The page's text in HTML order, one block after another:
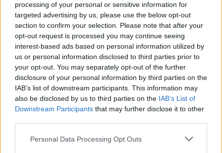
processing of your personal or sensitive information for
targeted advertising by us, please use the below opt-out
section to confirm your selection. Please note that after your
opt-out request is processed you may continue seeing
interest-based ads based on personal information utilized by
us or personal information disclosed to third parties prior to
your opt-out. You may separately opt-out of the further
disclosure of your personal information by third parties on the
IAB’s list of downstream participants. This information may
also be disclosed by us to third parties on the IAB’s List of
Downstream Participants that may further disclose it to other
Personal Data Processing Opt Outs
Telemóvel*
Comentário*